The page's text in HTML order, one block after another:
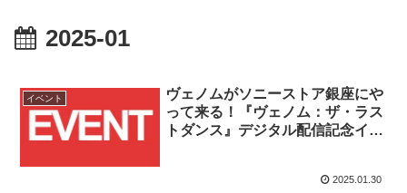
2025-01
イベント
ヴェノムがソニーストア銀座にや
って来る！『ヴェノム：ザ・ラス
トダンス』デジタル配信記念イベ
2025.01.30